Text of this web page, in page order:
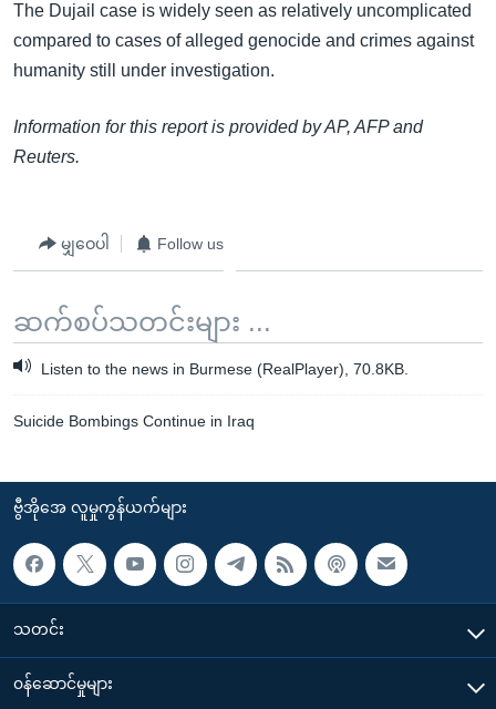
သို့
ကျော်
ရန်
The Dujail case is widely seen as relatively uncomplicated
compared to cases of alleged genocide and crimes against
humanity still under investigation.
Information for this report is provided by AP, AFP and
Reuters.
မျှဝေပါ Follow us
ဆက်စပ်သတင်းများ ...
Listen to the news in Burmese (RealPlayer), 70.8KB.
Suicide Bombings Continue in Iraq
ဗွီအိုအေ လူမှုကွန်ယက်များ
သတင်း
၀န်ဆောင်မှုများ